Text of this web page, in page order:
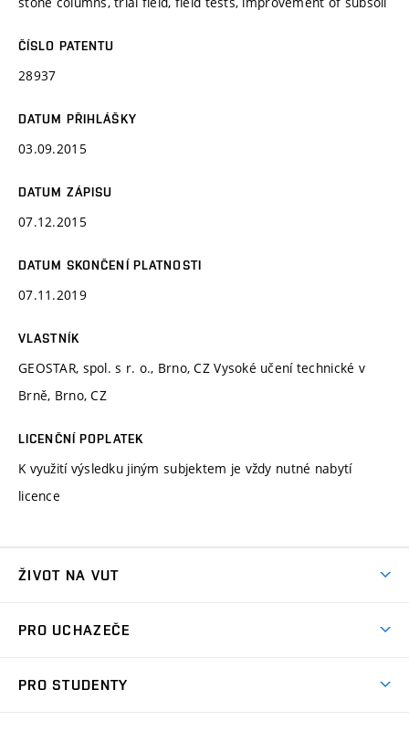
ČÍSLO PATENTU
28937
DATUM PŘIHLÁŠKY
03.09.2015
DATUM ZÁPISU
07.12.2015
DATUM SKONČENÍ PLATNOSTI
07.11.2019
VLASTNÍK
GEOSTAR, spol. s r. o., Brno, CZ Vysoké učení technické v
Brně, Brno, CZ
LICENČNÍ POPLATEK
K využití výsledku jiným subjektem je vždy nutné nabytí
licence
ŽIVOT NA VUT
Koleje
PRO UCHAZEČE
PRO STUDENTY